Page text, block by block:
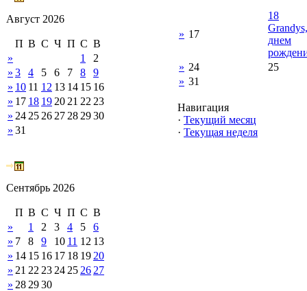
Август 2026
П В С Ч П С В
»
1
2
» 3 4 5 6 7 8
9
» 10 11 12 13 14 15 16
» 17 18 19 20 21 22 23
» 24 25 26 27 28 2930
» 31
Сентябрь 2026
П В С Ч П С В
»
1 2 3 4 5
6
» 7 8 9 10 11 12 13
» 14 15 16 17 18 19 20
» 21 22 23 24 25 26 27
» 28 2930
» 17
18
днем
» 24
25
» 31
Навигация
· Текущий месяц
· Текущая неделя